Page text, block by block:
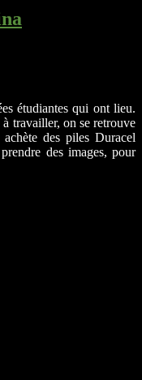
étudiantes qui ont lieu.
travailler, on se retrouve
des piles Duracel
des images, pour